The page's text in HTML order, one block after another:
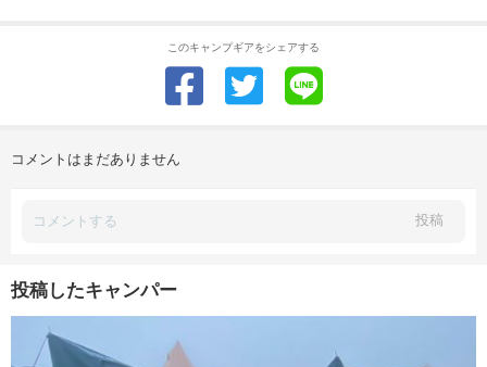
このキャンプギアをシェアする
コメントはまだありません
投稿
投稿したキャンパー